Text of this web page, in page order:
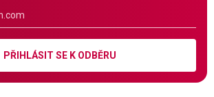
PŘIHLÁSIT SE K ODBĚRU